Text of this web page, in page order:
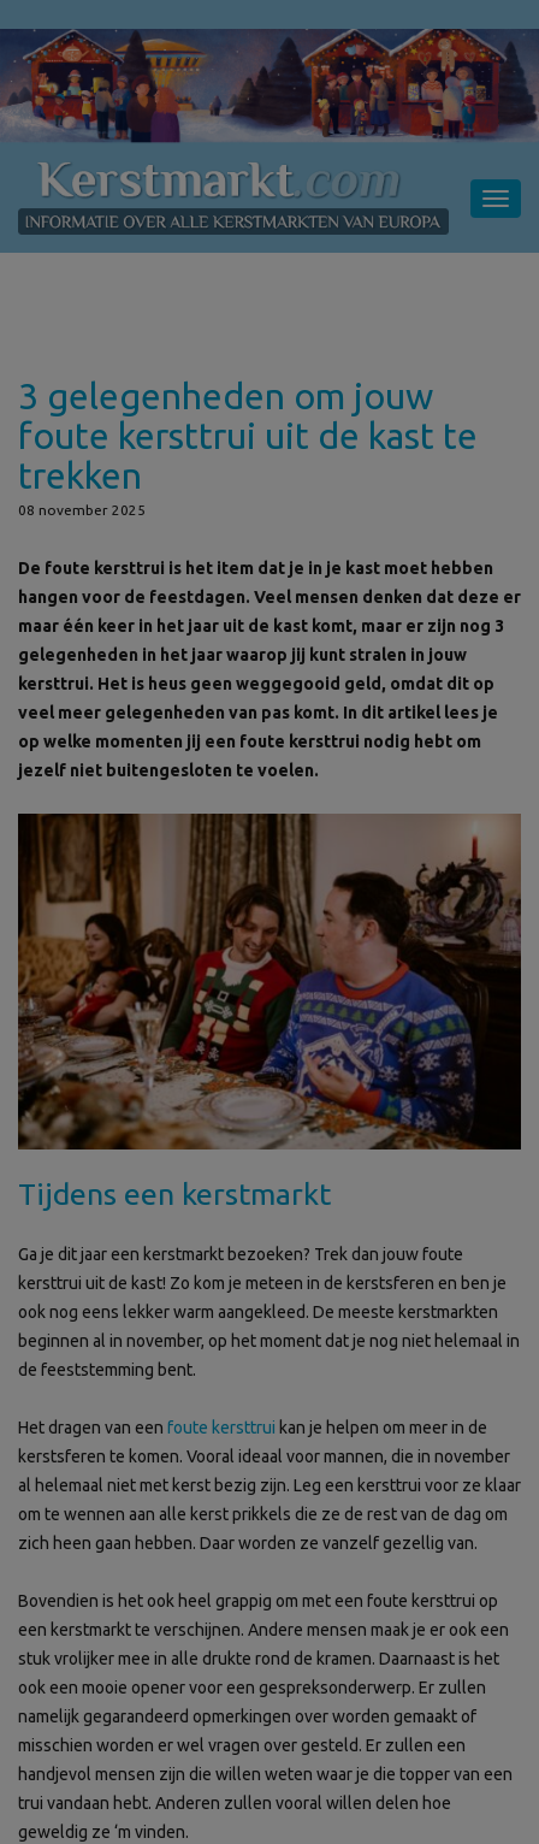
3 gelegenheden om jouw
foute kersttrui uit de kast te
trekken
08 november 2025
De foute kersttrui is het item dat je in je kast moet hebben
hangen voor de feestdagen. Veel mensen denken dat deze er
maar één keer in het jaar uit de kast komt, maar er zijn nog 3
gelegenheden in het jaar waarop jij kunt stralen in jouw
kersttrui. Het is heus geen weggegooid geld, omdat dit op
veel meer gelegenheden van pas komt. In dit artikel lees je
op welke momenten jij een foute kersttrui nodig hebt om
jezelf niet buitengesloten te voelen.
Tijdens een kerstmarkt
Ga je dit jaar een kerstmarkt bezoeken? Trek dan jouw foute
kersttrui uit de kast! Zo kom je meteen in de kerstsferen en ben je
ook nog eens lekker warm aangekleed. De meeste kerstmarkten
beginnen al in november, op het moment dat je nog niet helemaal in
de feeststemming bent.
Het dragen van een foute kersttrui kan je helpen om meer in de
kerstsferen te komen. Vooral ideaal voor mannen, die in november
al helemaal niet met kerst bezig zijn. Leg een kersttrui voor ze klaar
om te wennen aan alle kerst prikkels die ze de rest van de dag om
zich heen gaan hebben. Daar worden ze vanzelf gezellig van.
Bovendien is het ook heel grappig om met een foute kersttrui op
een kerstmarkt te verschijnen. Andere mensen maak je er ook een
stuk vrolijker mee in alle drukte rond de kramen. Daarnaast is het
ook een mooie opener voor een gespreksonderwerp. Er zullen
namelijk gegarandeerd opmerkingen over worden gemaakt of
misschien worden er wel vragen over gesteld. Er zullen een
handjevol mensen zijn die willen weten waar je die topper van een
trui vandaan hebt. Anderen zullen vooral willen delen hoe
geweldig ze ‘m vinden.